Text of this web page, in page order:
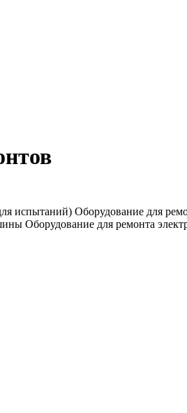
испытаний) Оборудование для
Оборудование для ремонта